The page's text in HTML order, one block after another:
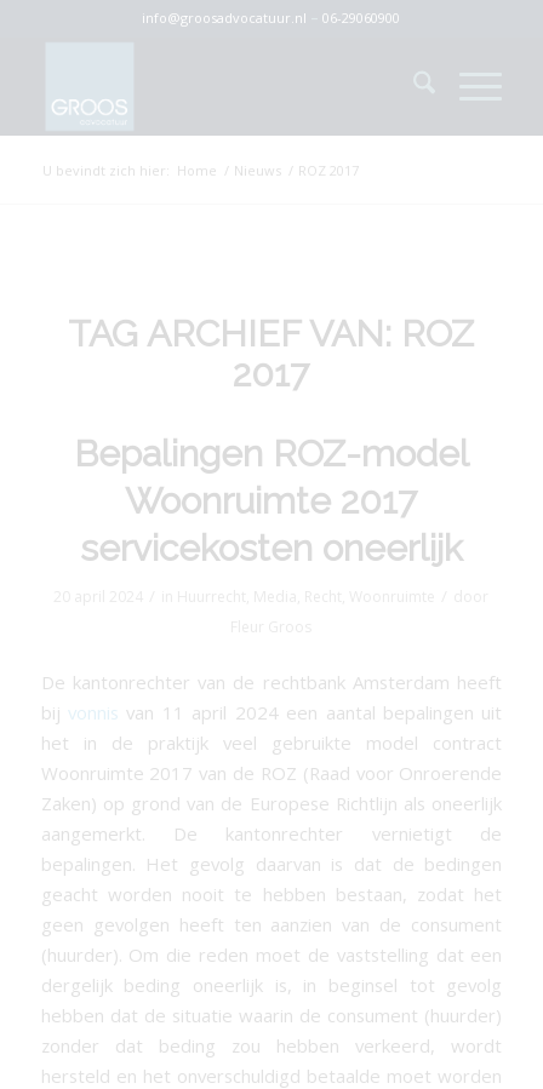
info@groosadvocatuur.nl –06-29060900
U bevindt zich hier: Home / Nieuws / ROZ 2017
TAG ARCHIEF VAN: ROZ
2017
Bepalingen ROZ-model
Woonruimte 2017
servicekosten oneerlijk
De kantonrechter van de rechtbank Amsterdam heeft
bij vonnis van 11 april 2024 een aantal bepalingen uit
het in de praktijk veel gebruikte model contract
Woonruimte 2017 van de ROZ (Raad voor Onroerende
Zaken) op grond van de Europese Richtlijn als oneerlijk
aangemerkt. De kantonrechter vernietigt de
bepalingen. Het gevolg daarvan is dat de bedingen
geacht worden nooit te hebben bestaan, zodat het
geen gevolgen heeft ten aanzien van de consument
(huurder). Om die reden moet de vaststelling dat een
dergelijk beding oneerlijk is, in beginsel tot gevolg
hebben dat de situatie waarin de consument (huurder)
zonder dat beding zou hebben verkeerd, wordt
hersteld en het onverschuldigd betaalde moet worden